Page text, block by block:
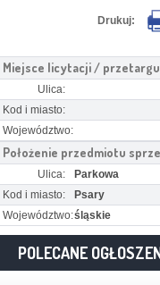
Drukuj:
Miejsce licytacji /
Ulica:
Kod i miasto:
Województwo:
Położenie przedmiotu
Ulica:
Parkowa
Kod i miasto:
Psary
Województwo:śląskie
POLECANE